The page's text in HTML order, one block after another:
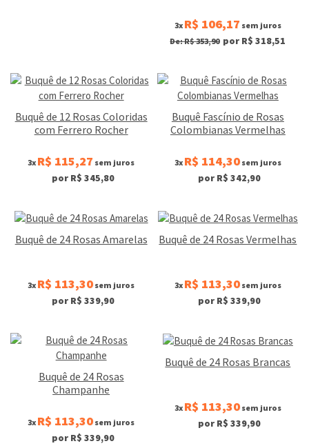
3x R$ 106,17 sem juros
De: R$ 353,90 por R$ 318,51
Buquê de 12 Rosas Coloridas
com Ferrero Rocher
3x R$ 115,27 sem juros
por R$ 345,80
Buquê Fascínio de Rosas
Colombianas Vermelhas
3x R$ 114,30sem juros
por R$ 342,90
Buquê de 24 Rosas Amarelas
3x R$ 113,30 sem juros
por R$ 339,90
Buquê de 24 Rosas Vermelhas
3x R$ 113,30sem juros
por R$ 339,90
Buquê de 24 Rosas
Champanhe
3x R$ 113,30 sem juros
por R$ 339,90
Buquê de 24 Rosas Brancas
3x R$ 113,30sem juros
por R$ 339,90